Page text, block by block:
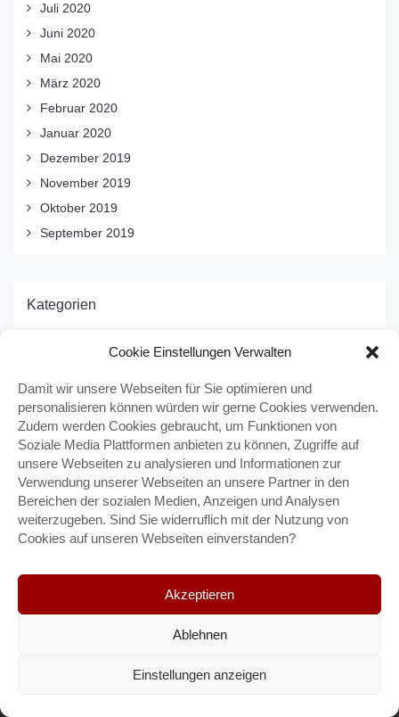
Cookie Einstellungen Verwalten
Damit wir unsere Webseiten für Sie optimieren und
personalisieren können würden wir gerne Cookies verwenden.
Zudem werden Cookies gebraucht, um Funktionen von
Soziale Media Plattformen anbieten zu können, Zugriffe auf
unsere Webseiten zu analysieren und Informationen zur
Verwendung unserer Webseiten an unsere Partner in den
Bereichen der sozialen Medien, Anzeigen und Analysen
weiterzugeben. Sind Sie widerruflich mit der Nutzung von
Cookies auf unseren Webseiten einverstanden?
Akzeptieren
Ablehnen
Einstellungen anzeigen
Juli 2020
Juni 2020
Mai 2020
März 2020
Februar 2020
Januar 2020
Dezember 2019
November 2019
Oktober 2019
September 2019
Kategorien
Gottesdienstordnungen
Gottesdienst Gottesdienstordnung
Gottesdienstordung Krankenhausbesuchsdienst
Weihnachtsandacht
Wortgottesdienst